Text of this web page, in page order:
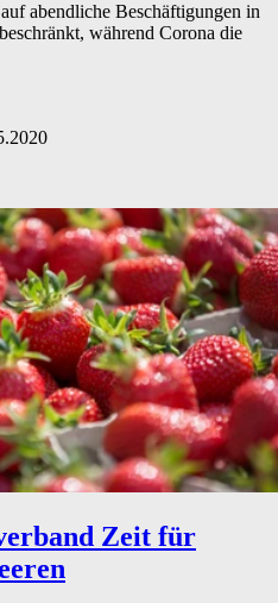
abendliche Beschäftigungen in
während Corona die
Zeit für